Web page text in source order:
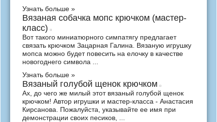
Узнать больше »
Вязаная собачка мопс крючком (мастер-
класс)
Вот такого миниатюрного симпатягу предлагает
связать крючком Зацарная Галина. Вязаную игрушку
мопса можно будет повесить на елочку в качестве
новогоднего символа ...
Узнать больше »
Вязаный голубой щенок крючком
Ах, до чего же милый этот вязаный голубой щенок
крючком! Автор игрушки и мастер-класса - Анастасия
Кирсанова. Пожалуйста, указывайте ее имя при
демонстрации своих песиков, ...